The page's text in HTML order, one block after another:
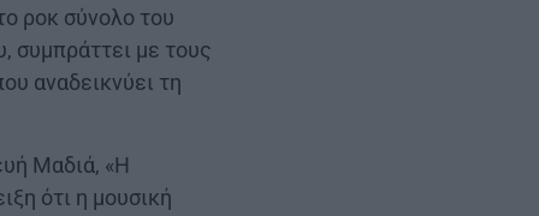
ροκ σύνολο του
συμπράττει με τους
αναδεικνύει τη
Μαδιά, «Η
ότι η μουσική